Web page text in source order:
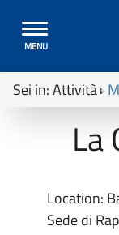
Toggle
navigation
MENU
Sei in:Attività
La
Location:
Sede di